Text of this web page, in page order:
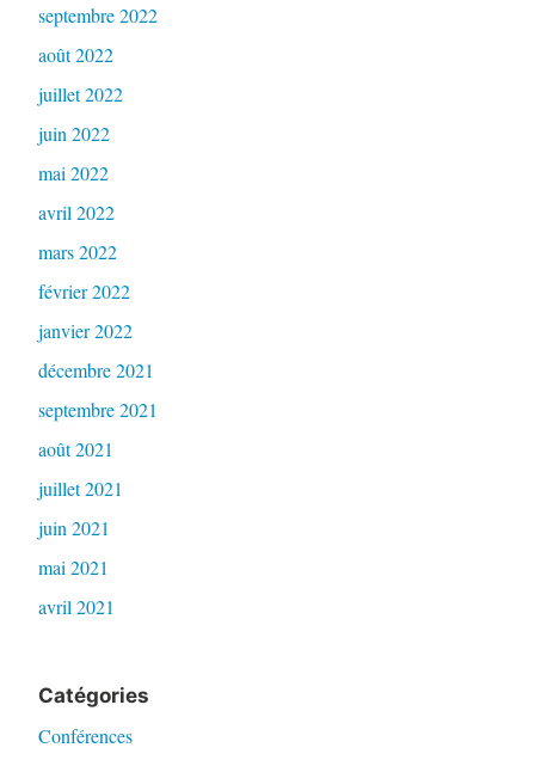
septembre 2022
août 2022
juillet 2022
juin 2022
mai 2022
avril 2022
mars 2022
février 2022
janvier 2022
décembre 2021
septembre 2021
août 2021
juillet 2021
juin 2021
mai 2021
avril 2021
Catégories
Conférences